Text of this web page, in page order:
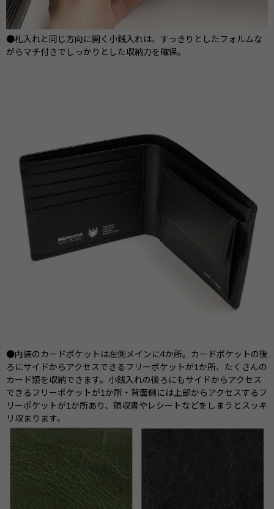
●札入れと同じ方向に開く小銭入れは、すっきりとしたフォルムな
がらマチ付きでしっかりとした収納力を確保。
●内装のカードポケットは左側メインに4か所。カードポケットの後
ろにサイドからアクセスできるフリーポケットが1か所、たくさんの
カード類を収納できます。小銭入れの後ろにもサイドからアクセス
できるフリーポケットが1か所・背面側には上部からアクセスするフ
リーポケットが1か所あり、領収書やレシートなどをしまうとスッキ
リ収まります。